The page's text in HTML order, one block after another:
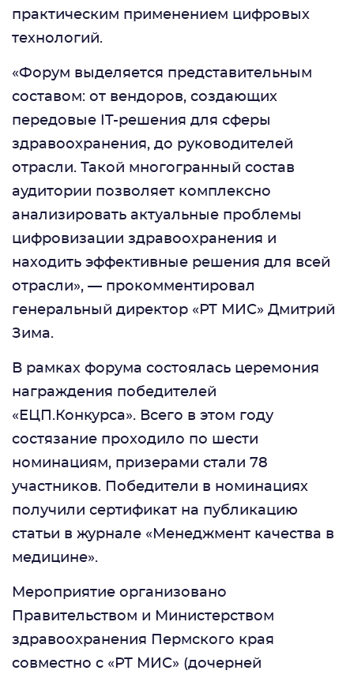
практическим применением цифровых
технологий.
«Форум выделяется представительным
составом: от вендоров, создающих
передовые IT-решения для сферы
здравоохранения, до руководителей
отрасли. Такой многогранный состав
аудитории позволяет комплексно
анализировать актуальные проблемы
цифровизации здравоохранения и
находить эффективные решения для всей
отрасли», — прокомментировал
генеральный директор «РТ МИС» Дмитрий
Зима.
В рамках форума состоялась церемония
награждения победителей
«ЕЦП.Конкурса». Всего в этом году
состязание проходило по шести
номинациям, призерами стали 78
участников. Победители в номинациях
получили сертификат на публикацию
статьи в журнале «Менеджмент качества в
медицине».
Мероприятие организовано
Правительством и Министерством
здравоохранения Пермского края
совместно с «РТ МИС» (дочерней